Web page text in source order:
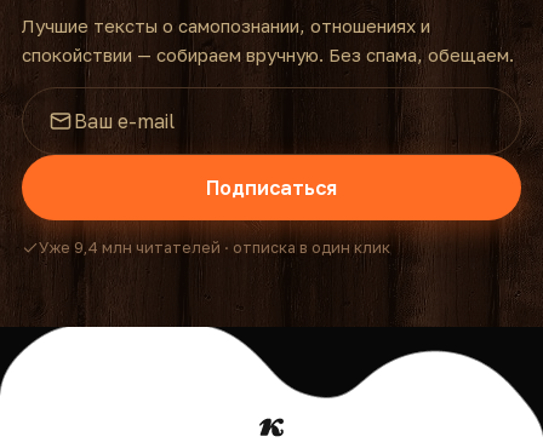
Лучшие тексты о самопознании, отношениях и
спокойствии — собираем вручную. Без спама, обещаем.
Подписаться
Уже 9,4 млн читателей · отписка в один клик